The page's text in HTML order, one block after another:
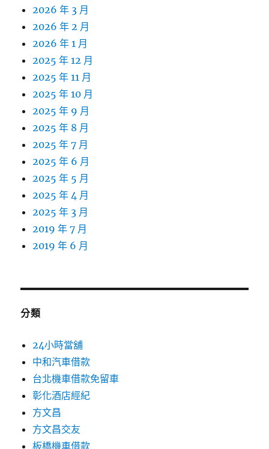
2026 年 3 月
2026 年 2 月
2026 年 1 月
2025 年 12 月
2025 年 11 月
2025 年 10 月
2025 年 9 月
2025 年 8 月
2025 年 7 月
2025 年 6 月
2025 年 5 月
2025 年 4 月
2025 年 3 月
2019 年 7 月
2019 年 6 月
分類
24小時當舖
中和汽車借款
台北機車借款免留車
彰化酒店經紀
方文昌
方文昌交友
板橋機車借款